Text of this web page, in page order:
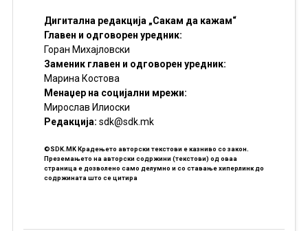
Дигитална редакција „Сакам да кажам“
Главен и одговорен уредник:
Горан Михајловски
Заменик главен и одговорен уредник:
Марина Костова
Менаџер на социјални мрежи:
Мирослав Илиоски
Редакцијa: sdk@sdk.mk
©SDK.MK Крадењето авторски текстови е казниво со закон.
Преземањето на авторски содржини (текстови) од оваа
страница е дозволено само делумно и со ставање хиперлинк до
содржината што се цитира